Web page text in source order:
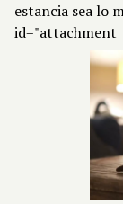
estancia sea lo